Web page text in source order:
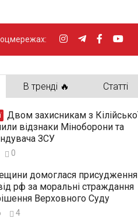
В тренді 🔥 Статті
відзнаки Міноборони та
ЗСУ
0
домоглася присудження
рф за моральні страждання
Верховного Суду
4